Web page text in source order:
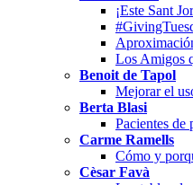
¡Este Sant
Los Amigos
Benoit de Tapol
Mejorar el
Berta Blasi
Pacientes de
Carme Ramells
Cómo y
Cèsar Favà